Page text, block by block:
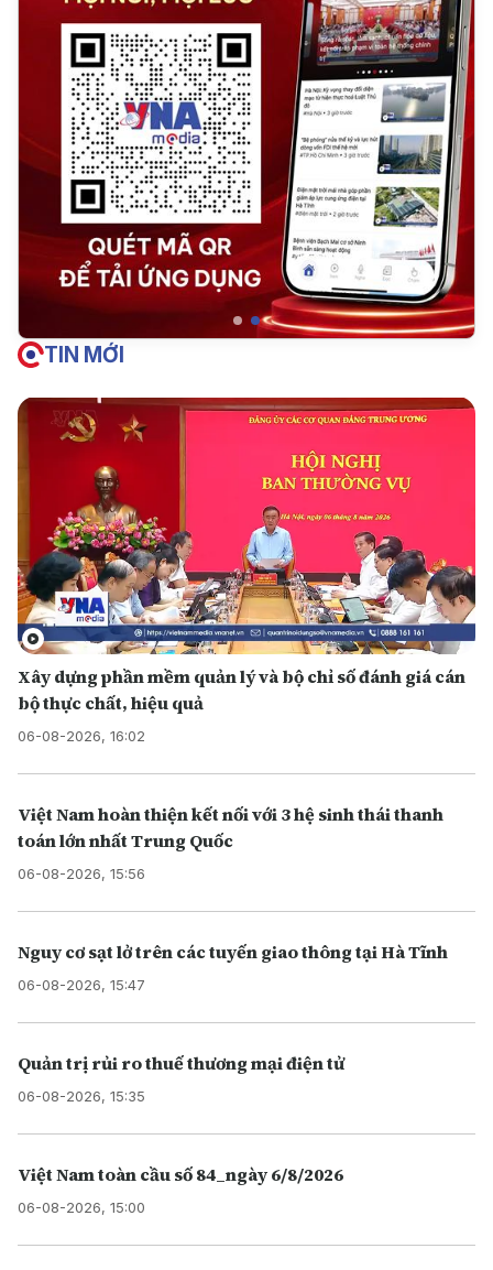
TIN MỚI
Xây dựng phần mềm quản lý và bộ chỉ số đánh giá cán
bộ thực chất, hiệu quả
06-08-2026, 16:02
Việt Nam hoàn thiện kết nối với 3 hệ sinh thái thanh
toán lớn nhất Trung Quốc
06-08-2026, 15:56
Nguy cơ sạt lở trên các tuyến giao thông tại Hà Tĩnh
06-08-2026, 15:47
Quản trị rủi ro thuế thương mại điện tử
06-08-2026, 15:35
Việt Nam toàn cầu số 84_ngày 6/8/2026
06-08-2026, 15:00